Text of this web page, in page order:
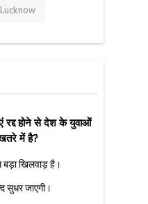
रद्द होने से देश के युवाओं
खतरे में है?
खिलवाड़ है।
सुधर जाएगी।